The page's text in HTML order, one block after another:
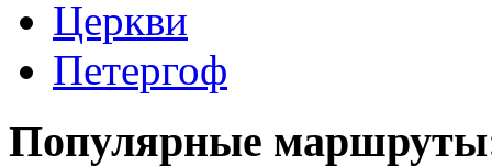
Церкви
Петергоф
Популярные